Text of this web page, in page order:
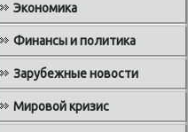
Экономика
Финансы и политика
Зарубежные новости
Мировой кризис